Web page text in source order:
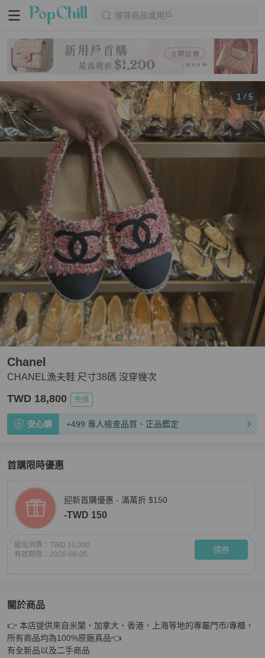
搜尋商品或用戶
1 / 5
CHANEL漁夫鞋 尺寸38碼 沒穿幾次
Chanel
TWD 18,800 免運
安心購 +499 專人檢查品質、正品鑑定
首購限時優惠
迎新首購優惠 - 滿萬折 $150
-TWD 150
最低消費： TWD 10,000
有效期限： 2026-09-05 領券
關於商品
關於CHANEL漁夫鞋 尺寸38碼 沒穿幾次商品詳情與購買須知
👉 本店提供來自米蘭、加拿大、香港、上海等地的專屬門市/專櫃，
所有商品均為100%原廠真品👈
有全新品以及二手商品